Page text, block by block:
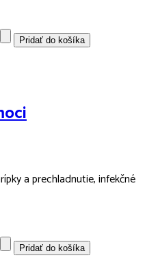
a prechladnutie, infekčné